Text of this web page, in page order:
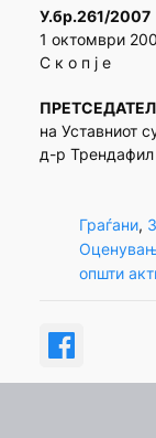
У.бр.261/2007
1 октомври
С к о п ј е
ПРЕТСЕДАТЕЛ
на Уставниот
д-р
Граѓани,
општи